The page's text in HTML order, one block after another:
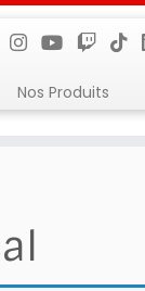
Nos Produits